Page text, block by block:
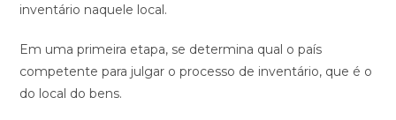
inventário naquele local.
Em uma primeira etapa, se determina qual o país
competente para julgar o processo de inventário, que é o
do local do bens.